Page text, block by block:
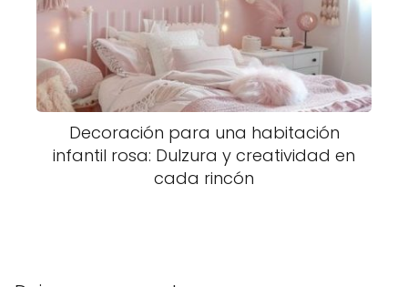
Decoración para una habitación
infantil rosa: Dulzura y creatividad en
cada rincón